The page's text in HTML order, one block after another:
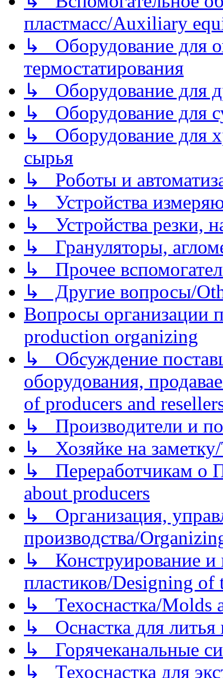
пластмасс/Auxiliary
↳ Оборудование для
термостатирования
↳ Оборудование для
↳ Оборудование для
↳ Оборудование для
сырья
↳ Роботы и
↳ Устройства
↳ Устройства резки,
↳ Грануляторы,
↳ Прочее
↳ Другие вопросы/
Вопросы организации
production organizing
↳ Обсуждение
оборудования,
of producers and
↳ Производители и
↳ Хозяйке на
↳ Переработчикам о
about producers
↳ Организация,
производства/
↳ Конструирование и
пластиков/Designing of
↳ Техоснастка/Molds
↳ Оснастка для литья
↳ Горячеканальные
↳ Техоснастка для